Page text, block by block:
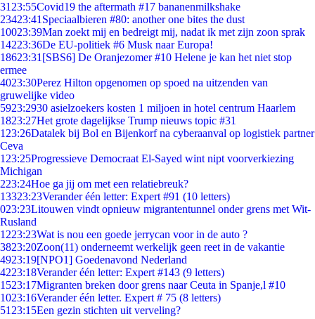
31 23:55Covid19 the aftermath #17 bananenmilkshake
23423:41 Speciaalbieren #80: another one bites the dust
10023:39Man zoekt mij en bedreigt mij, nadat ik met zijn zoon sprak
14223:36De EU-politiek #6 Musk naar Europa!
18623:31 [SBS6] De Oranjezomer #10 Helene je kan het niet stop
ermee
4023:30Perez Hilton opgenomen op spoed na uitzenden van
gruwelijke video
5923:2930 asielzoekers kosten 1 miljoen in hotel centrum Haarlem
1823:27Het grote dagelijkse Trump nieuws topic #31
1 23:26Datalek bij Bol en Bijenkorf na cyberaanval op logistiek partner
Ceva
1 23:25Progressieve Democraat El-Sayed wint nipt voorverkiezing
Michigan
223:24Hoe ga jij om met een relatiebreuk?
13323:23Verander één letter: Expert #91 (10 letters)
023:23Litouwen vindt opnieuw migrantentunnel onder grens met Wit-
Rusland
1223:23Wat is nou een goede jerrycan voor in de auto ?
3823:20Zoon(11) onderneemt werkelijk geen reet in de vakantie
4923:19[NPO1] Goedenavond Nederland
4223:18Verander één letter: Expert #143 (9 letters)
1523:17Migranten breken door grens naar Ceuta in Spanje,l #10
1023:16Verander één letter. Expert # 75 (8 letters)
51 23:15Een gezin stichten uit verveling?